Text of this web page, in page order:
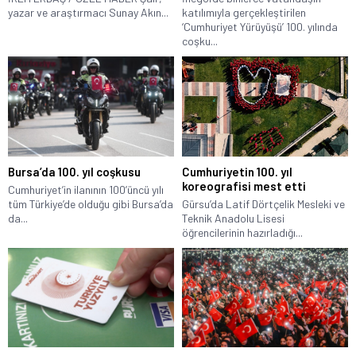
yazar ve araştırmacı Sunay Akın...
katılımıyla gerçekleştirilen
‘Cumhuriyet Yürüyüşü’ 100. yılında
coşku...
Bursa’da 100. yıl coşkusu
Cumhuriyet’in ilanının 100’üncü yılı
tüm Türkiye’de olduğu gibi Bursa’da
da...
Cumhuriyetin 100. yıl
koreografisi mest etti
Gürsu’da Latif Dörtçelik Mesleki ve
Teknik Anadolu Lisesi
öğrencilerinin hazırladığı...